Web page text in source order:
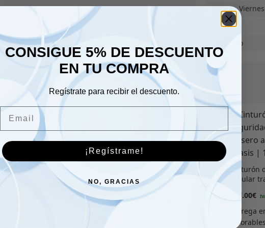
Lunes - Viernes
Sábado
Domingo
Defender 90 MPI y V8
NAS: galvanizado
Montaje del brazo del
radio delantero – Lado
derecho
120.00€
Cinturón
tubular
277.00€
CONSIGUE 5% DE DESCUENTO
EN TU COMPRA
Regístrate para recibir el descuento.
¡Regístrame!
NO, GRACIAS